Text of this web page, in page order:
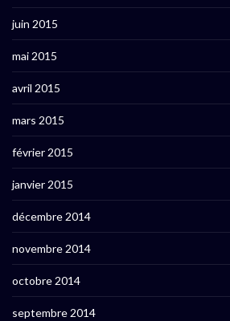
juin 2015
mai 2015
avril 2015
mars 2015
février 2015
janvier 2015
décembre 2014
novembre 2014
octobre 2014
septembre 2014